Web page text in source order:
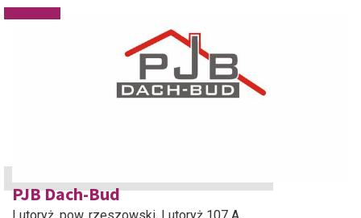
PJB Dach-Bud